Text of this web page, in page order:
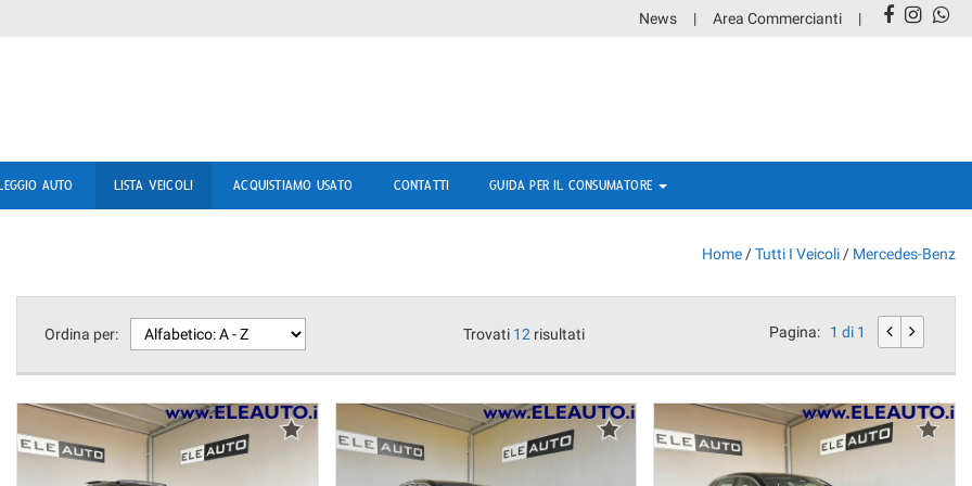
News Area Commercianti
AUTO LISTA VEICOLI ACQUISTIAMO USATO CONTATTI GUIDA PER IL CONSUMATORE
Home /Tutti I Veicoli / Mercedes-Benz
Ordina per: Trovati 12 risultati Pagina: 1 di 1